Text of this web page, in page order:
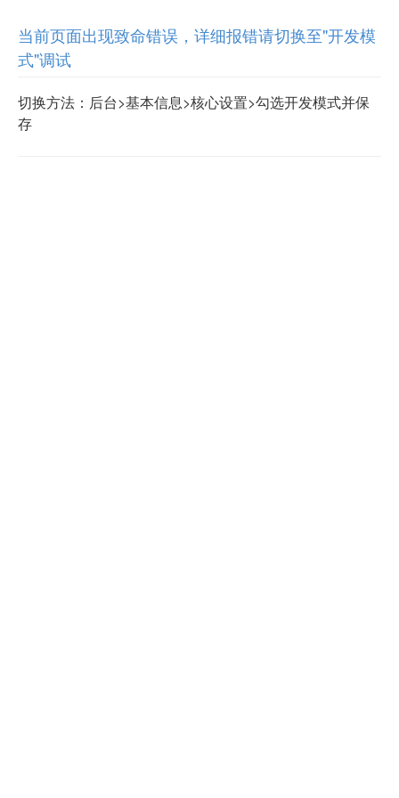
当前页面出现致命错误，详细报错请切换至"开发模
式"调试
切换方法：后台>基本信息>核心设置>勾选开发模式并保
存